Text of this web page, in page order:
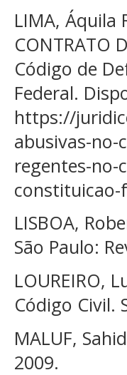
LIMA, Áquila
CONTRATO
Código de
Federal.
https://
abusivas-
regentes-no-
constituicao-
LISBOA,
São Paulo:
LOUREIRO,
Código Civil.
MALUF,
2009.